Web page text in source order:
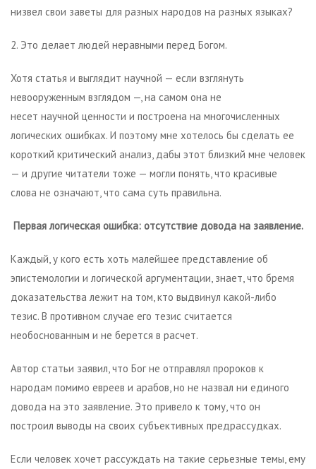
низвел свои заветы для разных народов на разных языках?
2. Это делает людей неравными перед Богом.
Хотя статья и выглядит научной — если взглянуть
невооруженным взглядом —, на самом она не
несет научной ценности и построена на многочисленных
логических ошибках. И поэтому мне хотелось бы сделать ее
короткий критический анализ, дабы этот близкий мне человек
— и другие читатели тоже — могли понять, что красивые
слова не означают, что сама суть правильна.
Первая логическая ошибка: отсутствие довода на заявление.
Каждый, у кого есть хоть малейшее представление об
эпистемологии и логической аргументации, знает, что бремя
доказательства лежит на том, кто выдвинул какой-либо
тезис. В противном случае его тезис считается
необоснованным и не берется в расчет.
Автор статьи заявил, что Бог не отправлял пророков к
народам помимо евреев и арабов, но не назвал ни единого
довода на это заявление. Это привело к тому, что он
построил выводы на своих субъективных предрассудках.
Если человек хочет рассуждать на такие серьезные темы, ему